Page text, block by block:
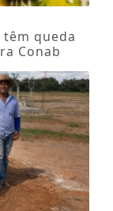
queda
Conab